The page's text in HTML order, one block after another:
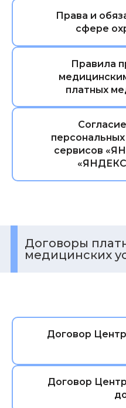
Права и
сфере
Правила
платных
сервисов
Договоры
медицинских
Договор
Договор